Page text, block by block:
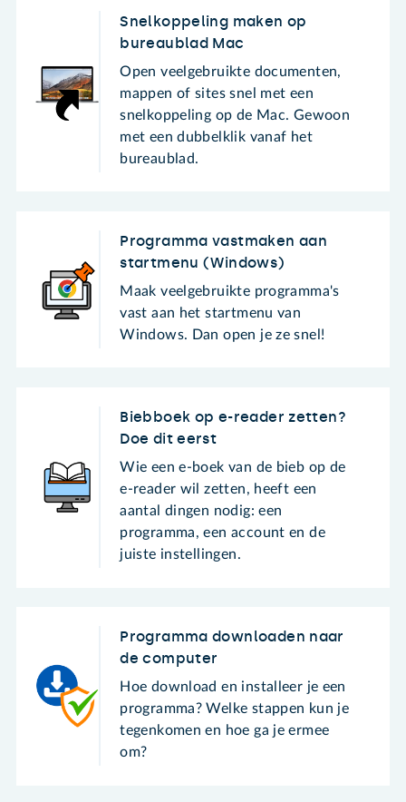
Snelkoppeling maken op
bureaublad Mac
Open veelgebruikte documenten,
mappen of sites snel met een
snelkoppeling op de Mac. Gewoon
met een dubbelklik vanaf het
bureaublad.
Programma vastmaken aan
startmenu (Windows)
Maak veelgebruikte programma's
vast aan het startmenu van
Windows. Dan open je ze snel!
Biebboek op e-reader zetten?
Doe dit eerst
Wie een e-boek van de bieb op de
e-reader wil zetten, heeft een
aantal dingen nodig: een
programma, een account en de
juiste instellingen.
Programma downloaden naar
de computer
Hoe download en installeer je een
programma? Welke stappen kun je
tegenkomen en hoe ga je ermee
om?